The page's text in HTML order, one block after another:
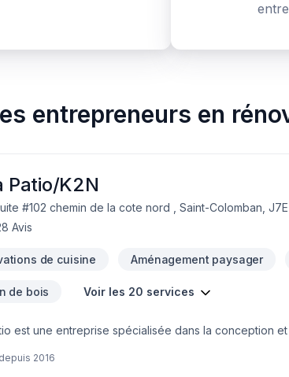
entrepreneurs en
Patio/K2N
#102 chemin de la cote nord , Saint-Colomban,
Avis
de cuisine Aménagement paysager
de bois Voir les 20 services
est une entreprise spécialisée dans la conception
uniques et harmonieux.En saison hivernale, notre
2016